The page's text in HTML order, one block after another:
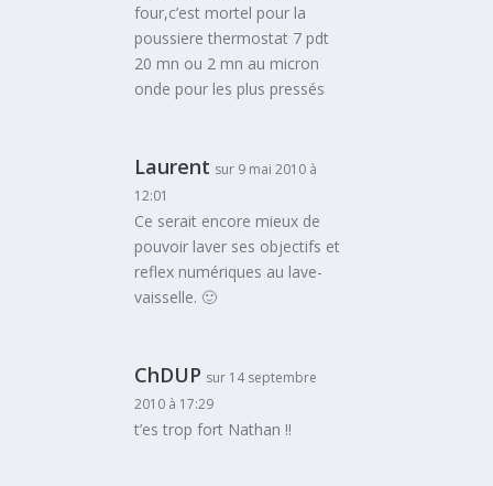
four,c’est mortel pour la
poussiere thermostat 7 pdt
20 mn ou 2 mn au micron
onde pour les plus pressés
Laurent sur 9 mai 2010 à
12:01
Ce serait encore mieux de
pouvoir laver ses objectifs et
reflex numériques au lave-
vaisselle. 🙂
ChDUP sur 14 septembre
2010 à 17:29
t’es trop fort Nathan !!